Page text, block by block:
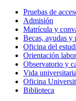
Pruebas de
Admisión
Matrícula y
Becas, ayudas y
Oficina del
Orientación
Observatorio y
Vida universitaria
Oficina
Biblioteca